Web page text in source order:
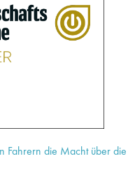
Fahrern die Macht über die